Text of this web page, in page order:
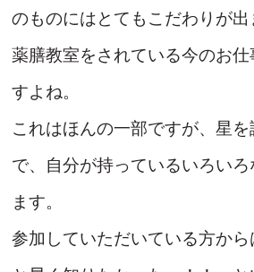
のものにはとてもこだわりが出
薬膳教室をされている今のお
すよね。
これはほんの一部ですが、星
で、自分が持っているいろい
ます。
参加していただいている方か